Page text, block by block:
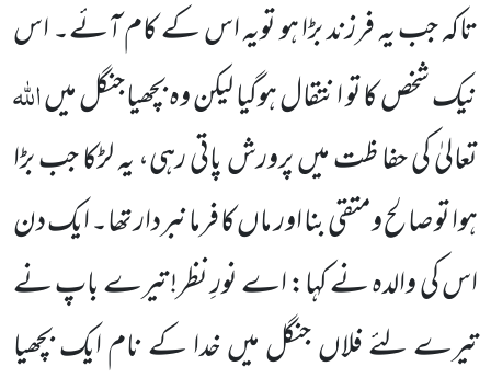
تاکہ جب یہ فرزند بڑا ہو تویہ اس کے کام آئے۔ اس
نیک شخص کا تو انتقال ہوگیا لیکن وہ بچھیا جنگل میںاللہ
تعالیٰ کی حفا ظت میں پرورش پاتی رہی، یہ لڑکا جب بڑا
ہوا تو صالح ومتقی بنا اور ماں کا فرمانبردار تھا۔ ایک دن
اس کی والدہ نے کہا: اے نورِ نظر! تیرے باپ نے
تیرے لئے فلاں جنگل میں خدا کے نام ایک بچھیا